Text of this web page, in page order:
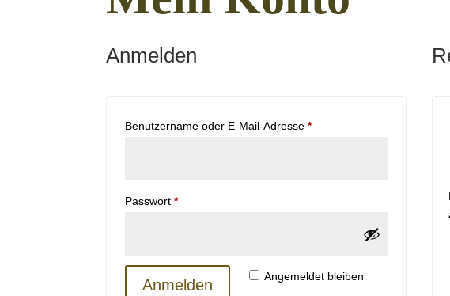
Anmelden
Benutzername oder E-Mail-Adresse*Erforderlich
Passwort*Erforderlich
Angemeldet bleiben
Anmelden